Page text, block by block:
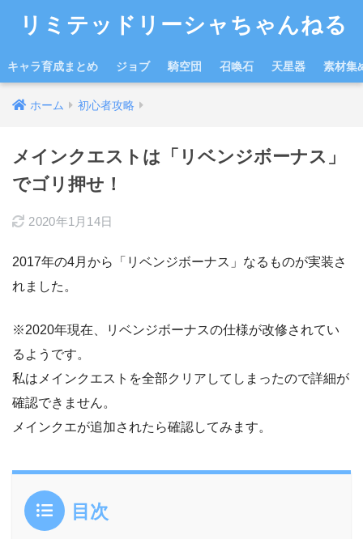
リミテッドリーシャちゃんねる
キャラ育成まとめ ジョブ 騎空団 召喚石 天星器 素材集
ホーム 初心者攻略
メインクエストは「リベンジボーナス」
でゴリ押せ！
2020年1月14日
2017年の4月から「リベンジボーナス」なるものが実装さ
れました。
※2020年現在、リベンジボーナスの仕様が改修されてい
るようです。
私はメインクエストを全部クリアしてしまったので詳細が
確認できません。
メインクエが追加されたら確認してみます。
目次